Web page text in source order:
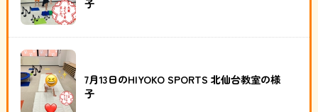
7月13日のHIYOKO SPORTS 北仙台教室の様
子